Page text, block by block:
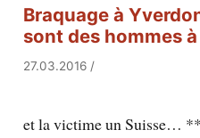
Braquage à
sont des hommes
27.03.2016/
et la victime un Suisse…